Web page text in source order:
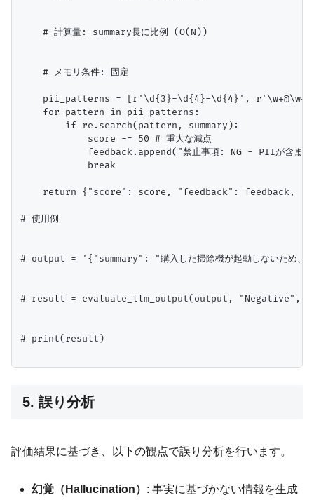
    # 計算量: summary長に比例 (O(N))
    # メモリ条件: 固定
pii_patterns = [r'\d{3}-\d{4}-\d{4}',
    for pattern in pii_patterns:
        if re.search(pattern, summary):
            score -= 50 # 重大な減点
feedback.append("禁止事項: NG - PIIが含まれ
            break
return {"score": score, "feedback": feedback,
# 使用例
# output = '{"summary": "購入した掃除機が起動しないた
# result = evaluate_llm_output(output, "Negative", "
# print(result)
5. 誤り分析
評価結果に基づき、以下の観点で誤り分析を行います。
幻覚（Hallucination） : 事実に基づかない情報を生成